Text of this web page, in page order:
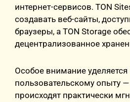
интернет-сервисов. TON
создавать веб-сайты,
браузеры, а TON Storage
децентрализованное
Особое внимание уделяется
пользовательскому опыту
происходят практически